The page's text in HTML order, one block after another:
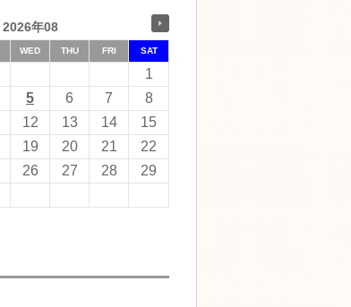
2026年08
WED THU FRI SAT
1
5 6 7
8
12 13 14
15
19 20 21
22
26 27 28
29